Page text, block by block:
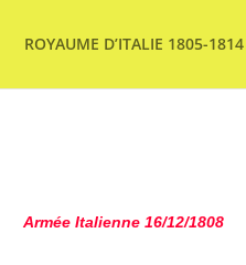
ROYAUME D’ITALIE 1805-1814
Armée Italienne 16/12/1808